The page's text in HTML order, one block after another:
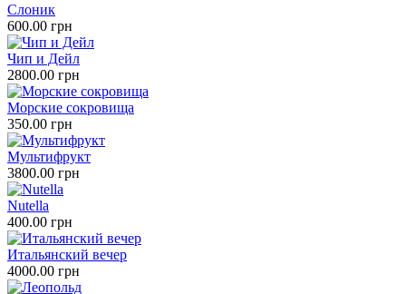
Слоник
600.00 грн
Чип и Дейл
2800.00 грн
Морские сокровища
350.00 грн
Мультифрукт
3800.00 грн
Nutella
400.00 грн
Итальянский вечер
4000.00 грн